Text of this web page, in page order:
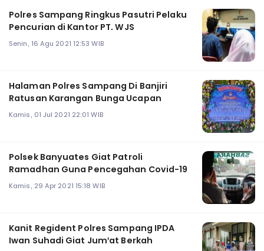
Polres Sampang Ringkus Pasutri Pelaku
Pencurian di Kantor PT. WJS
Senin, 16 Agu 2021 12:53 WIB
Halaman Polres Sampang Di Banjiri
Ratusan Karangan Bunga Ucapan
Kamis, 01 Jul 2021 22:01 WIB
Polsek Banyuates Giat Patroli
Ramadhan Guna Pencegahan Covid-19
Kamis, 29 Apr 2021 15:18 WIB
Kanit Regident Polres Sampang IPDA
Iwan Suhadi Giat Jum'at Berkah